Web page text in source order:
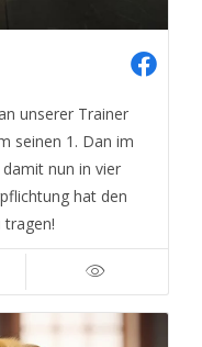
unserer Trainer
seinen 1. Dan im
nun in vier
hat den
tragen!